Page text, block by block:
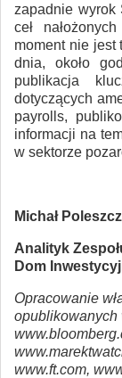
zapadnie wyrok
ceł
moment nie jest
dnia, około
publikacja
dotyczących
payrolls,
informacji na
w sektorze
Michał
Analityk
Dom
Opracowanie
opublikowanych
www.ft.com,